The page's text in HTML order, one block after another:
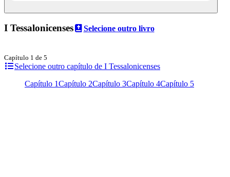
I Tessalonicenses Selecione outro livro
Capítulo 1 de 5
Selecione outro capítulo de I Tessalonicenses
Capítulo 1Capítulo 2Capítulo 3Capítulo 4Capítulo 5